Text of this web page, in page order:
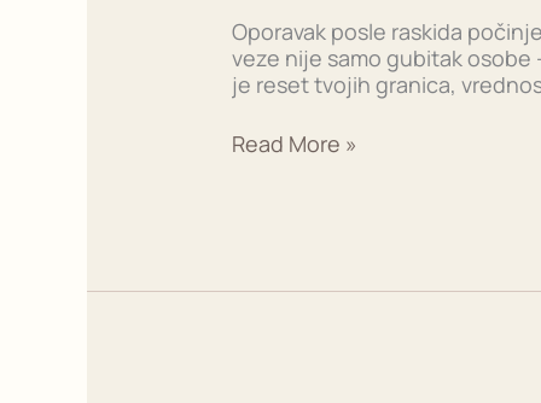
Oporavak posle raskida
veze nije samo gubitak
je reset tvojih granica,
početak
tvoje
snage
Read More »